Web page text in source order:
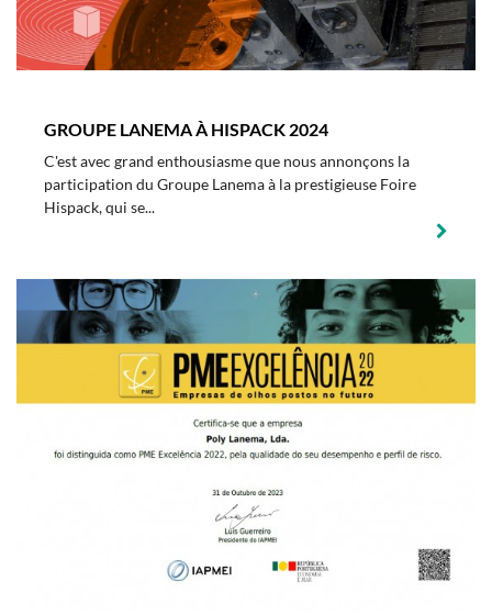
GROUPE LANEMA À HISPACK 2024
C'est avec grand enthousiasme que nous annonçons la
participation du Groupe Lanema à la prestigieuse Foire
Hispack, qui se...